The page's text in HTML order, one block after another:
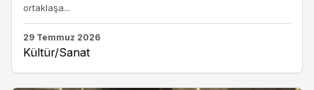
ortaklaşa...
29 Temmuz 2026
Kültür/Sanat